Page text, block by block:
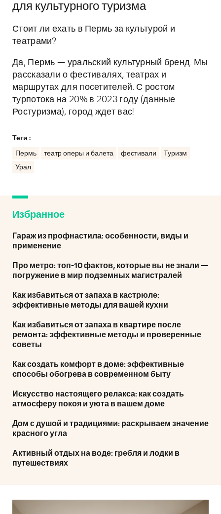
для культурного туризма
Стоит ли ехать в Пермь за культурой и
театрами?
Да, Пермь — уральский культурный бренд. Мы
рассказали о фестивалях, театрах и
маршрутах для посетителей. С ростом
турпотока на 20% в 2023 году (данные
Ростуризма), город ждет вас!
Теги :
Пермь театр оперы и балета фестивали
Туризм
Урал
Избранное
Гараж из профнастила: особенности, виды и
применение
Про метро: топ-10 фактов, которые вы не знали —
погружение в мир подземных магистралей
Как избавиться от запаха в кастрюле:
эффективные методы для вашей кухни
Как избавиться от запаха в квартире после
ремонта: эффективные методы и проверенные
советы
Как создать комфорт в доме: эффективные
способы обогрева в современном быту
Искусство настоящего релакса: как создать
атмосферу покоя и уюта в вашем доме
Дом с душой и традициями: раскрываем значение
красного угла
Активный отдых на воде: гребля и лодки в
путешествиях